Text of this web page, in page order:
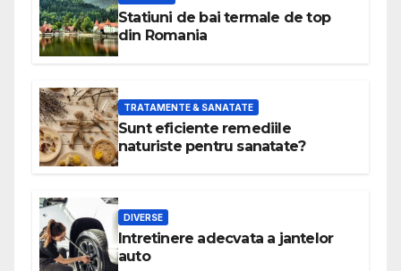
Statiuni de bai termale de top
din Romania
TRATAMENTE & SANATATE
Sunt eficiente remediile
naturiste pentru sanatate?
DIVERSE
Intretinere adecvata a jantelor
auto